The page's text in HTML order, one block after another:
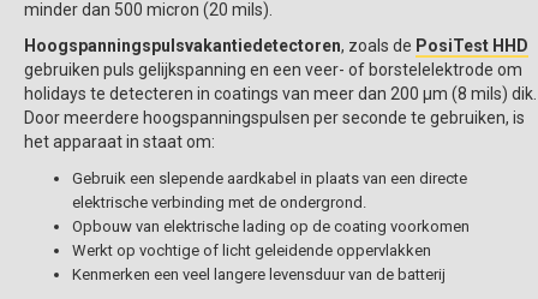
minder dan 500 micron (20 mils).
Hoogspanningspulsvakantiedetectoren, zoals de PosiTest HHD
gebruiken puls gelijkspanning en een veer- of borstelelektrode om
holidays te detecteren in coatings van meer dan 200 µm (8 mils) dik.
Door meerdere hoogspanningspulsen per seconde te gebruiken, is
het apparaat in staat om:
Gebruik een slepende aardkabel in plaats van een directe
elektrische verbinding met de ondergrond.
Opbouw van elektrische lading op de coating voorkomen
Werkt op vochtige of licht geleidende oppervlakken
Kenmerken een veel langere levensduur van de batterij